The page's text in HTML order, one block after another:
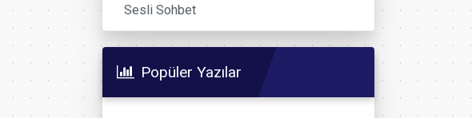
Sesli Sohbet
Popüler Yazılar